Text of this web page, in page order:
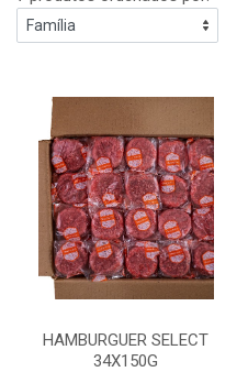
HAMBURGUER SELECT
34X150G